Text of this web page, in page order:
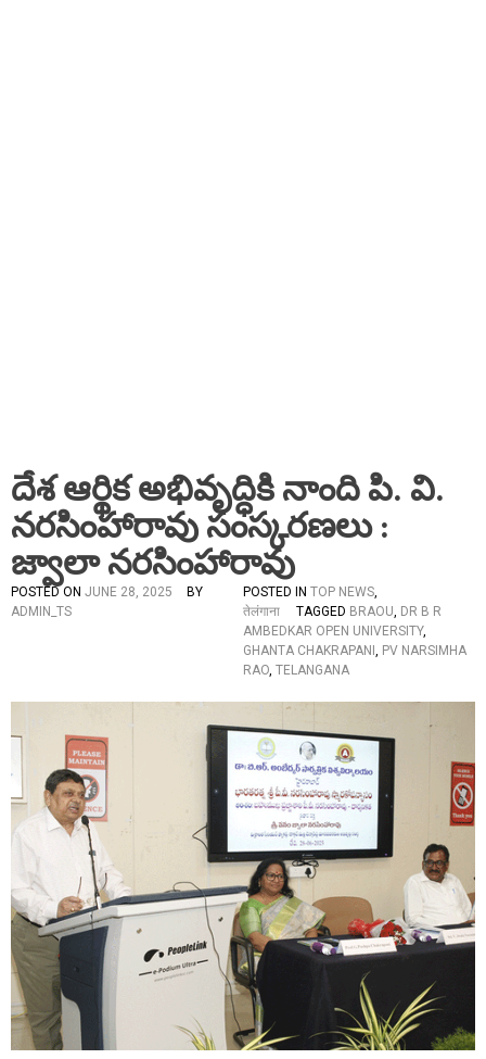
దేశ ఆర్థిక అభివృద్ధికి నాంది పి. వి.
నరసింహారావు సంస్కరణలు :
జ్వాలా నరసింహారావు
POSTED ON JUNE 28, 2025
BY
ADMIN_TS
POSTED IN TOP NEWS,
तेलंगाना
TAGGED BRAOU, DR B R
AMBEDKAR OPEN UNIVERSITY,
GHANTA CHAKRAPANI , PV NARSIMHA
RAO, TELANGANA